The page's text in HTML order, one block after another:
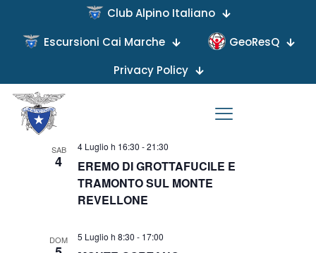
Club Alpino Italiano
Escursioni Cai Marche
GeoResQ
Privacy Policy
Lista
Seleziona
la
data.
Luglio 2026
SAB
4
4 Luglio h 16:30 -21:30
EREMO DI GROTTAFUCILE E
TRAMONTO SUL MONTE
REVELLONE
DOM 5 Luglio h 8:30 - 17:00